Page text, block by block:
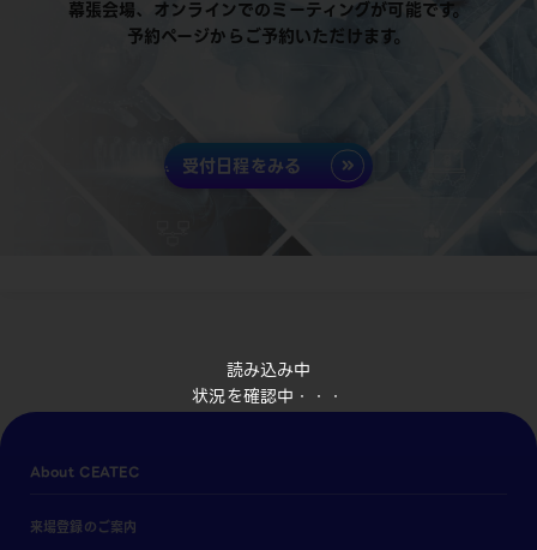
読み込み中
状況を確認中・・・
幕張会場、オンラインでのミーティングが可能です。
予約ページからご予約いただけます。
受付日程をみる
About CEATEC
来場登録のご案内